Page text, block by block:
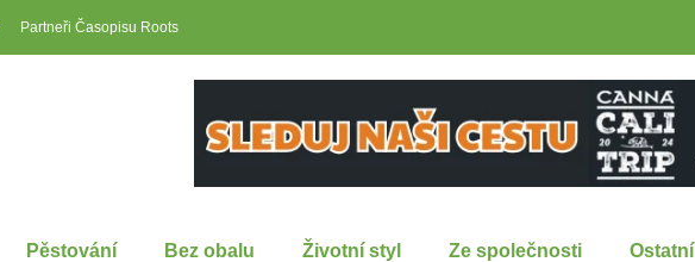
Partneři Časopisu Roots
Pěstování Bez obalu Životní styl Ze společnosti Ostatní